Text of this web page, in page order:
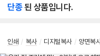
단종된 상품입니다.
인쇄 / 복사 / 디지털복사 / 양면복